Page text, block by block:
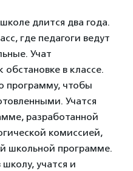
длится два года.
где педагоги ведут
Учат
в классе.
программу, чтобы
Учатся
разработанной
комиссией,
школьной программе.
учатся и